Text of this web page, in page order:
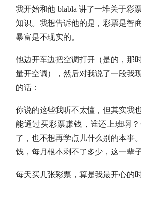
我开始和他 blabla 讲了一堆关于彩
知识。我想告诉他的是，彩票是智
暴富是不现实的。
他边开车边把空调打开（是的，那
量开空调），然后对我说了一段我
的话：
你说的这些我听不太懂，但其实我
能通过买彩票赚钱，谁还上班啊
了，也不想再学点儿什么别的本事
钱，每月根本剩不了多少，这一辈
每天买几张彩票，算是我最开心的时